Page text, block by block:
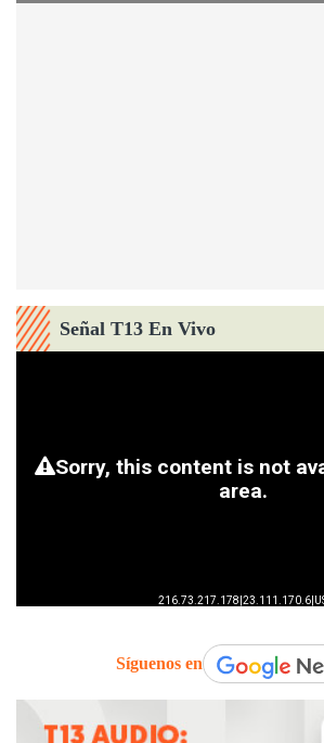
Señal T13 En Vivo
Síguenos en